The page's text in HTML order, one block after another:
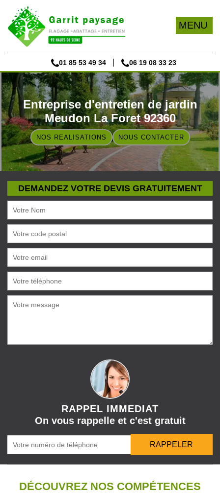
MENU
01 85 53 49 34 06 19 08 33 23
Entreprise d'entretien de jardin
Meudon La Foret 92360
NOS REALISATIONS NOUS CONTACTER
DEMANDEZ VOTRE DEVIS GRATUITEMENT
RAPPEL IMMEDIAT
On vous rappelle et c'est gratuit
DÉCOUVREZ NOS COMPÉTENCES